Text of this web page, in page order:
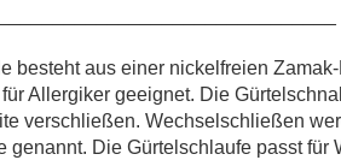
besteht aus einer nickelfreien
Allergiker geeignet. Die
verschließen. Wechselschließen
genannt. Die Gürtelschlaufe passt für